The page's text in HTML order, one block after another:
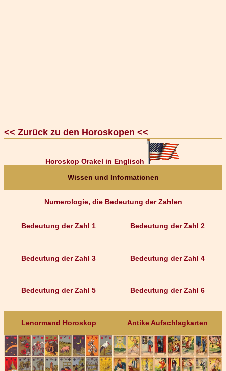
<< Zurück zu den Horoskopen <<
Horoskop Orakel in Englisch
Wissen und Informationen
Numerologie, die Bedeutung der Zahlen
Bedeutung der Zahl 1
Bedeutung der Zahl 3
Bedeutung der Zahl 5
Bedeutung der Zahl 2
Bedeutung der Zahl 4
Bedeutung der Zahl 6
Lenormand Horoskop Antike Aufschlagkarten